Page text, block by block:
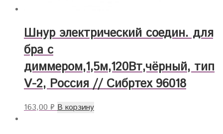
Шнур электрический соедин. для
бра с
диммером,1,5м,120Вт,чёрный, тип
V-2, Россия // Сибртех 96018
163,00₽ В корзину